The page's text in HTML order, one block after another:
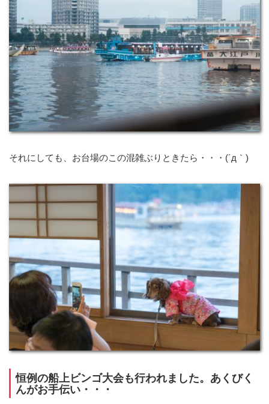
それにしても、お台場のこの混雑ぶりときたら・・・(´д｀)
恒例の船上ビンゴ大会も行われました。あくびく
んがお手伝い・・・